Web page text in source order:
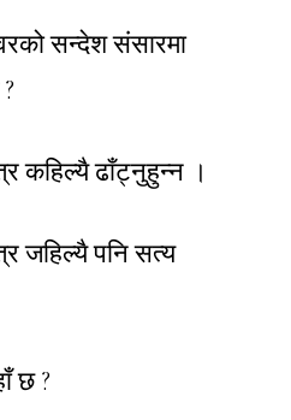
सन्देश संसारमा
कहिल्यै ढाँट्नुहुन्न ।
जहिल्यै पनि सत्य
छ ?